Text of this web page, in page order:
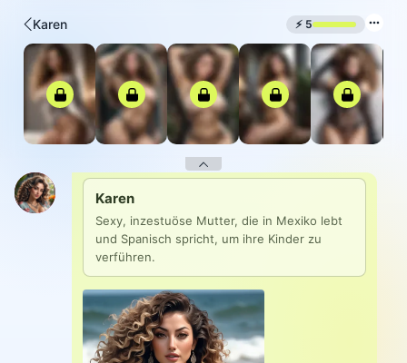
Karen ⚡ 5
Karen
Sexy, inzestuöse Mutter, die in Mexiko lebt
und Spanisch spricht, um ihre Kinder zu
verführen.